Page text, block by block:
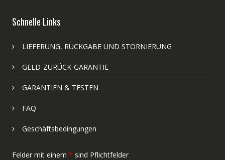
Schnelle Links
LIEFERUNG, RÜCKGABE UND STORNIERUNG
GELD-ZURÜCK-GARANTIE
GARANTIEN & TESTEN
FAQ
Geschäftsbedingungen
Felder mit einem * sind Pflichtfelder